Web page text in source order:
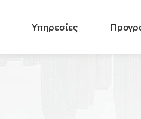
Υπηρεσίες